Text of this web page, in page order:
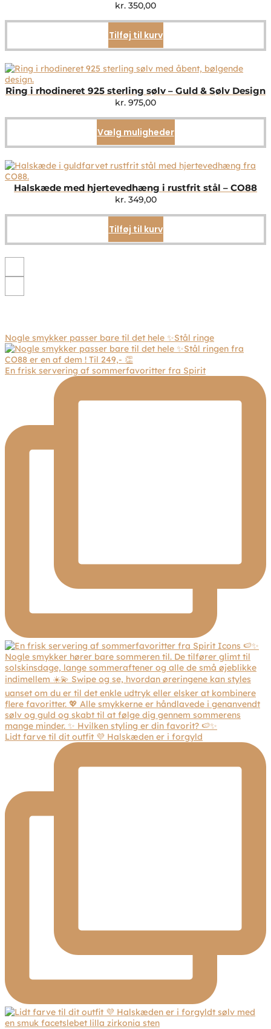
kr. 350,00
Tilføj til kurv
Ring i rhodineret 925 sterling sølv – Guld & Sølv Design
kr. 975,00
Vælg mulighederDette
vare
flere
Mulighederne
på
Halskæde med hjertevedhæng i rustfrit stål – CO88
kr.349,00
Tilføj til kurv
Nogle smykker passer bare til det hele ✨Stål ringe
En frisk servering af sommerfavoritter fra Spirit
Lidt farve til dit outfit 💜 Halskæden er i forgyld